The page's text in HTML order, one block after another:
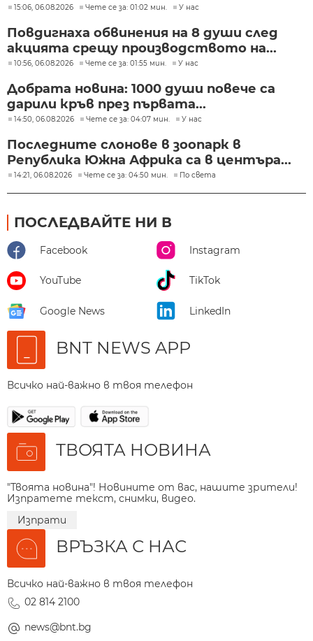
15:06, 06.08.2026 Чете се за: 01:02 мин. У нас
Повдигнаха обвинения на 8 души след
акцията срещу производството на...
10:56, 06.08.2026 Чете се за: 01:55 мин. У нас
Добрата новина: 1000 души повече са
дарили кръв през първата...
14:50, 06.08.2026 Чете се за: 04:07 мин. У нас
Последните слонове в зоопарк в
Република Южна Африка са в центъра...
14:21, 06.08.2026 Чете се за: 04:50 мин. По света
ПОСЛЕДВАЙТЕ НИ В
Facebook Instagram
YouTube TikTok
Google News LinkedIn
BNT NEWS APP
Всичко най-важно в твоя телефон
ТВОЯТА НОВИНА
"Твоята новина"! Новините от вас, нашите зрители!
Изпратете текст, снимки, видео.
Изпрати
ВРЪЗКА С НАС
Всичко най-важно в твоя телефон
02 814 2100
news@bnt.bg